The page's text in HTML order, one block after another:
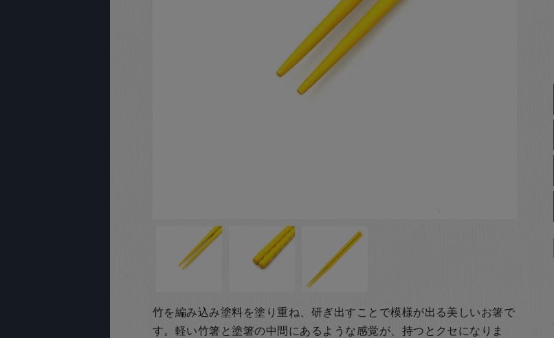
竹を編み込み塗料を塗り重ね、研ぎ出すことで模様が出る美しいお箸で
す。軽い竹箸と塗箸の中間にあるような感覚が、持つとクセになりま